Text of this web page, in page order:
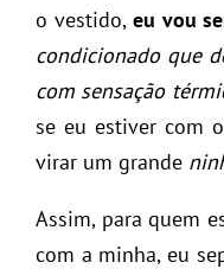
o vestido,eu vou
condicionado que
com sensação
se eu estiver com
virar um grande
Assim, para quem
com a minha, eu